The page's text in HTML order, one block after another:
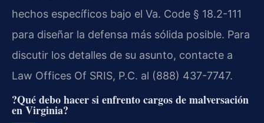
hechos específicos bajo el Va. Code § 18.2-111
para diseñar la defensa más sólida posible. Para
discutir los detalles de su asunto, contacte a
Law Offices Of SRIS, P.C. al (888) 437-7747.
?Qué debo hacer si enfrento cargos de malversación
en Virginia?